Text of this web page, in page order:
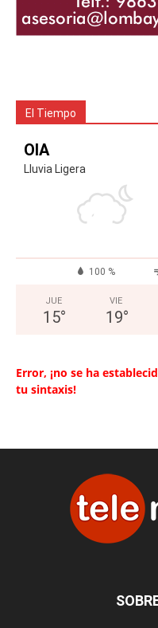
El Tiempo
OIA
Lluvia Ligera
100 %
JUE
15°
VIE
19°
Error, ¡no se ha
tu sintaxis!